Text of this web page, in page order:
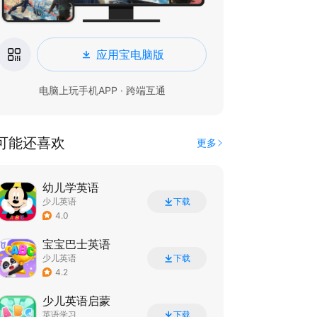
应用宝电脑版
电脑上玩手机APP · 跨端互通
能还喜欢 更多
幼儿学英语
少儿英语
4.0
下载
宝宝巴士英语
少儿英语
4.2
下载
少儿英语启蒙
英语学习 下载